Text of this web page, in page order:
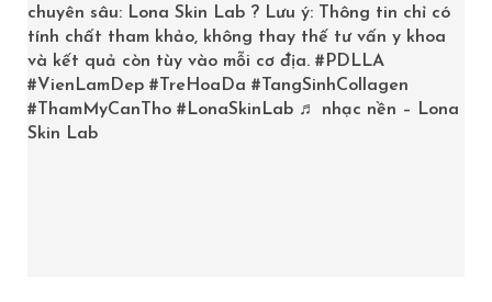
chuyên sâu: Lona Skin Lab ? Lưu ý: Thông tin chỉ có
tính chất tham khảo, không thay thế tư vấn y khoa
và kết quả còn tùy vào mỗi cơ địa. #PDLLA
#VienLamDep #TreHoaDa #TangSinhCollagen
#ThamMyCanTho #LonaSkinLab ♬ nhạc nền – Lona
Skin Lab